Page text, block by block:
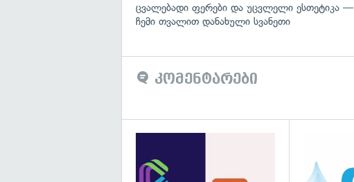
ცვალებადი ფერები და უცვლელი ესთეტიკა —
ჩემი თვალით დანახული სვანეთი
კომენტარები